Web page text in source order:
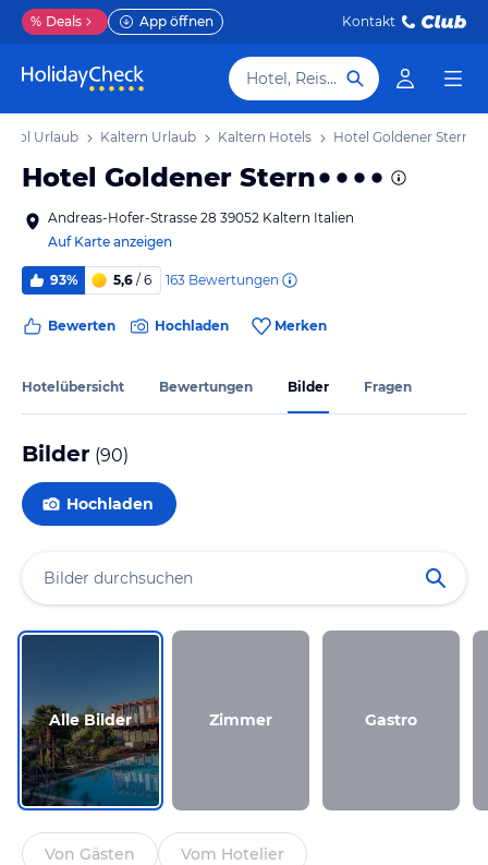
% Deals App öffnen Kontakt
Hotel, Reiseziel
Urlaub Kaltern Urlaub Kaltern Hotels Hotel Goldener Stern
Hotel Goldener Stern
Andreas-Hofer-Strasse 28 39052 Kaltern Italien
Auf Karte anzeigen
93% 5,6 / 6 163 Bewertungen
Bewerten Hochladen Merken
Hotelübersicht Bewertungen Bilder Fragen
Bilder (90)
Hochladen
Alle Bilder Zimmer Gastro
Von Gästen Vom Hotelier